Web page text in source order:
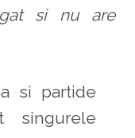
si nu are
si partide
singurele